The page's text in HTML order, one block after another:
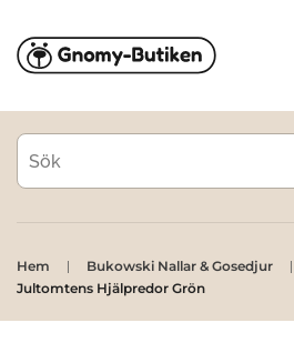
Skip to main content
Hem Bukowski Nallar & Gosedjur
Jultomtens Hjälpredor Grön